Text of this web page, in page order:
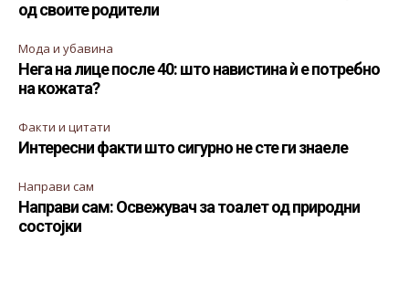
од своите родители
Мода и убавина
Нега на лице после 40: што навистина ѝ е потребно
на кожата?
Факти и цитати
Интересни факти што сигурно не сте ги знаеле
Направи сам
Направи сам: Освежувач за тоалет од природни
состојки